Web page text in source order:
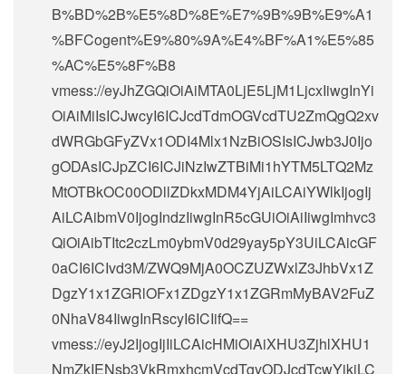
B%BD%2B%E5%8D%8E%E7%9B%9B%E9%A1
%BFCogent%E9%80%9A%E4%BF%A1%E5%85
%AC%E5%8F%B8
vmess://eyJhZGQiOiAiMTA0LjE5LjM1LjcxIiwgInYi
OiAiMiIsICJwcyI6ICJcdTdmOGVcdTU2ZmQgQ2xv
dWRGbGFyZVx1ODI4Mlx1NzBiOSIsICJwb3J0Ijo
gODAsICJpZCI6ICJiNzIwZTBiMi1hYTM5LTQ2Mz
MtOTBkOC00ODllZDkxMDM4YjAiLCAiYWlkIjogIj
AiLCAibmV0IjogIndzIiwgInR5cGUiOiAiIiwgImhvc3
QiOiAibTItc2czLm0ybmV0d29yay5pY3UiLCAicGF
0aCI6ICIvd3M/ZWQ9MjA0OCZUZWxlZ3JhbVx1Z
DgzY1x1ZGRlOFx1ZDgzY1x1ZGRmMyBAV2FuZ
0NhaV84IiwgInRscyI6ICIifQ==
vmess://eyJ2IjogIjIiLCAicHMiOiAiXHU3ZjhlXHU1
NmZkIENsb3VkRmxhcmVcdTgyODJcdTcwYjkiLC